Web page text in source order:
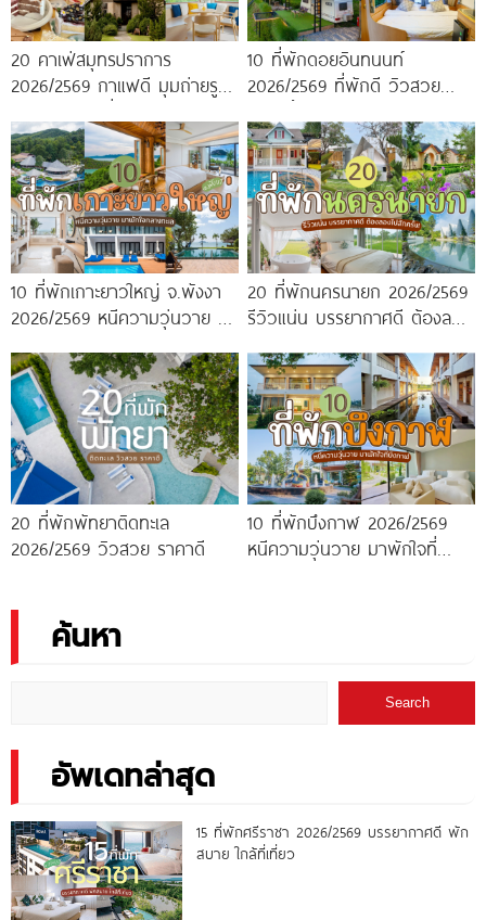
20 คาเฟ่สมุทรปราการ
2026/2569 กาแฟดี มุมถ่ายรูป
10 ที่พักดอยอินทนนท์
2026/2569 ที่พักดี วิวสวย
10 ที่พักเกาะยาวใหญ่ จ.พังงา
2026/2569 หนีความวุ่นวาย มา
20 ที่พักนครนายก 2026/2569
รีวิวแน่น บรรยากาศดี ต้องลอง
20 ที่พักพัทยาติดทะเล
2026/2569 วิวสวย ราคาดี
10 ที่พักบึงกาฬ 2026/2569
หนีความวุ่นวาย มาพักใจที่
ค้นหา
Search
อัพเดทล่าสุด
15 ที่พักศรีราชา 2026/2569 บรรยากาศดี พัก
สบาย ใกล้ที่เที่ยว